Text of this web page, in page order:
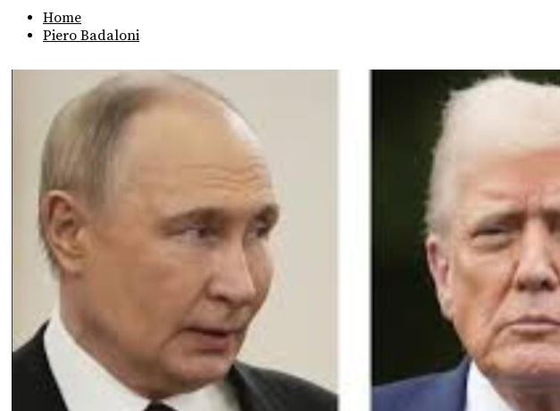
Home
Piero Badaloni